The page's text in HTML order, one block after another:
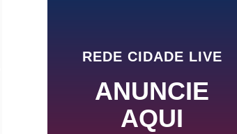
REDE CIDADE LIVE
ANUNCIE
AQUI